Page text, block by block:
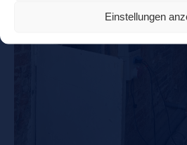
Einstellungen